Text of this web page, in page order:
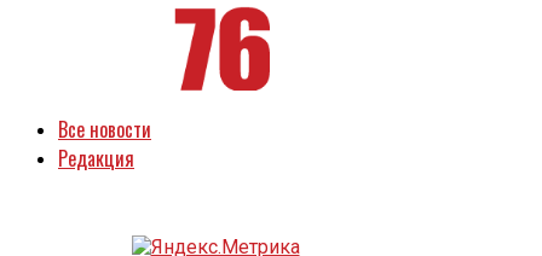
Все новости
Редакция